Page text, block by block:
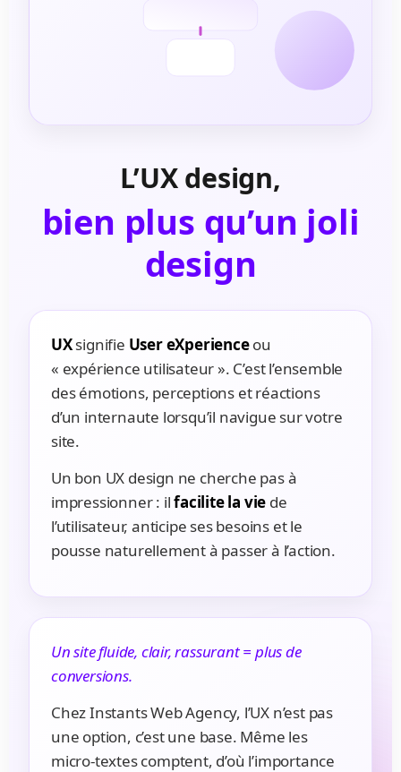
L’UX design,
bien plus qu’un joli
design
UXsignifie User eXperienceou
« expérience utilisateur ». C’est l’ensemble
des émotions, perceptions et réactions
d’un internaute lorsqu’il navigue sur votre
site.
Un bon UX design ne cherche pas à
impressionner : ilfacilite la vie de
l’utilisateur, anticipe ses besoins et le
pousse naturellement à passer à l’action.
Un site fluide, clair, rassurant = plus de
conversions.
Chez Instants Web Agency, l’UX n’est pas
une option, c’est une base. Même les
micro-textes comptent, d’où l’importance